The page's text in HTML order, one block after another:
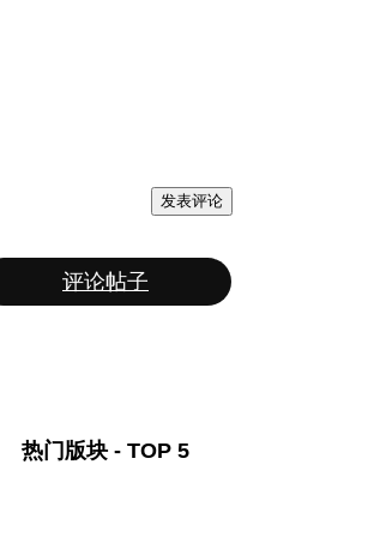
发表评论
评论帖子
热门版块 - TOP 5